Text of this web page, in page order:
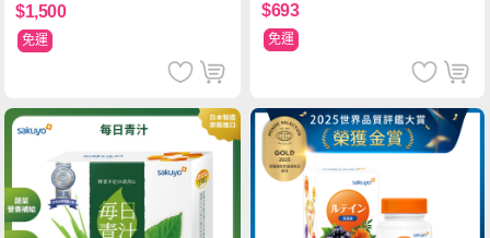
$1,500
免運
$693
免運